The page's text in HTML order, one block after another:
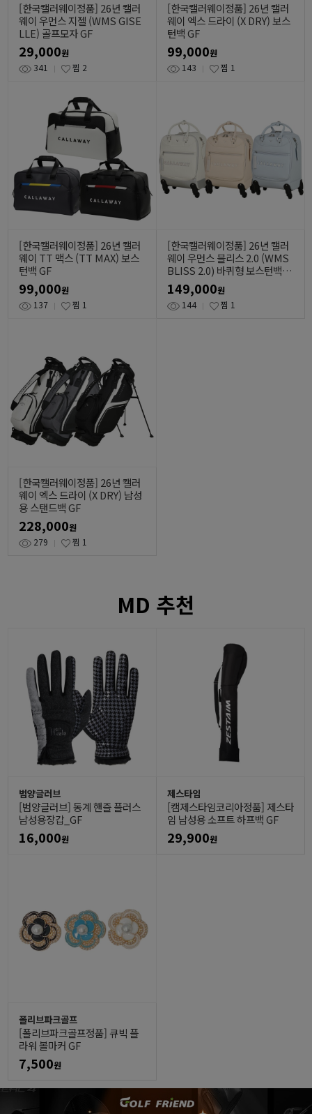
[한국캘러웨이정품] 26년 캘러
웨이 우먼스 지젤 (WMS GISE
LLE) 골프모자 GF
29,000원
341
찜 2
[한국캘러웨이정품] 26년 캘러
웨이 엑스 드라이 (X DRY) 보스
턴백 GF
99,000원
143
찜 1
[한국캘러웨이정품] 26년 캘러
웨이 TT 맥스 (TT MAX) 보스
턴백 GF
99,000원
137
찜 1
[한국캘러웨이정품] 26년 캘러
웨이 우먼스 블리스 2.0 (WMS
BLISS 2.0) 바퀴형 보스턴백 G
F
149,000원
144
찜 1
[한국캘러웨이정품] 26년 캘러
웨이 엑스 드라이 (X DRY) 남성
용 스탠드백 GF
228,000원
279
찜 1
MD 추천
범양글러브
[범양글러브] 동계 핸즐 플러스
남성용장갑_GF
16,000원
제스타임
[캠제스타임코리아정품] 제스타
임 남성용 소프트 하프백 GF
29,900원
폴리브파크골프
[폴리브파크골프정품] 큐빅 플
라워 볼마커 GF
7,500원